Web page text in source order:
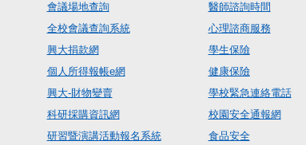
會議場地查詢
全校會議查詢系統
興大捐款網
個人所得報帳e網
興大-財物變賣
科研採購資訊網
研習暨演講活動報名系統
醫師諮詢時間
心理諮商服務
學生保險
健康保險
學校緊急連絡電話
校園安全通報網
食品安全